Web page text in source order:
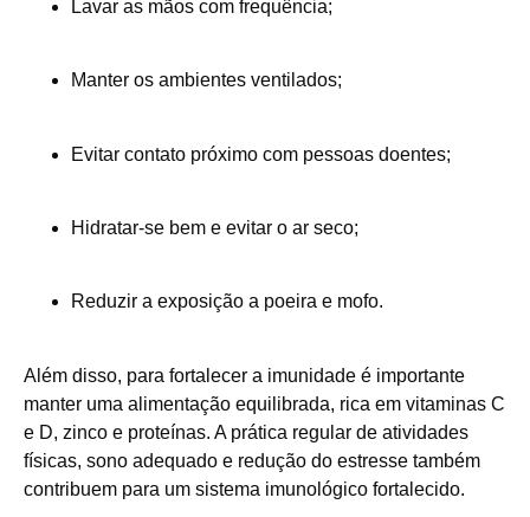
Lavar as mãos com frequência;
Manter os ambientes ventilados;
Evitar contato próximo com pessoas doentes;
Hidratar-se bem e evitar o ar seco;
Reduzir a exposição a poeira e mofo.
Além disso, para fortalecer a imunidade é importante
manter uma alimentação equilibrada, rica em vitaminas C
e D, zinco e proteínas. A prática regular de atividades
físicas, sono adequado e redução do estresse também
contribuem para um sistema imunológico fortalecido.